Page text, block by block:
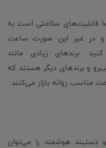
قابلیت‌های سلامتی است به
و در غیر این صورت ساعت
برندهای زیادی مانند
و برندهای دیگر هستند که
مناسب روانه بازار می‌کنند.
هوشمند را می‌توان